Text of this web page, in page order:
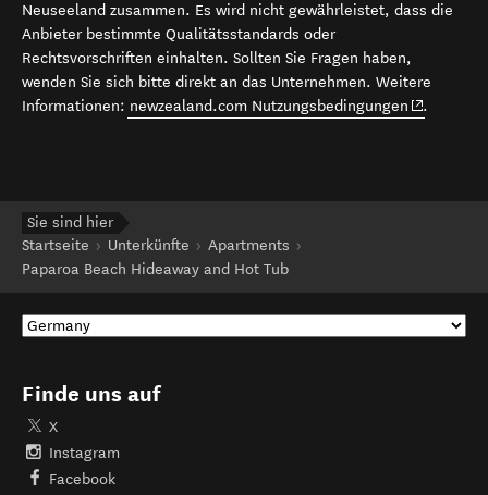
Neuseeland zusammen. Es wird nicht gewährleistet, dass die
Anbieter bestimmte Qualitätsstandards oder
Rechtsvorschriften einhalten. Sollten Sie Fragen haben,
wenden Sie sich bitte direkt an das Unternehmen. Weitere
Informationen: newzealand.com Nutzungsbedingungen (opens in
.
Sie sind hier
Startseite
Unterkünfte
Apartments
Paparoa Beach Hideaway and Hot Tub
Finde uns auf
X
Instagram
Facebook